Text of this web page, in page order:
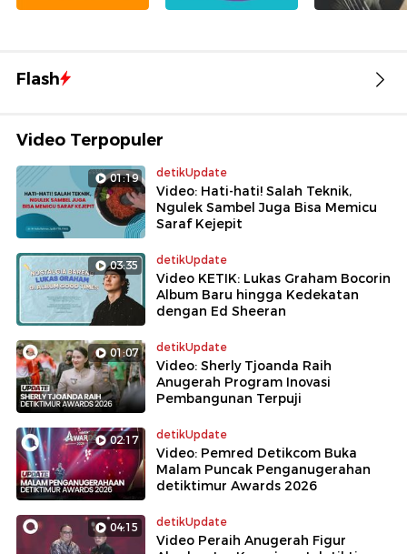
Flash
Video Terpopuler
01:19 detikUpdate
Video: Hati-hati! Salah Teknik,
Ngulek Sambel Juga Bisa Memicu
Saraf Kejepit
03:35 detikUpdate
Video KETIK: Lukas Graham Bocorin
Album Baru hingga Kedekatan
dengan Ed Sheeran
01:07 detikUpdate
Video: Sherly Tjoanda Raih